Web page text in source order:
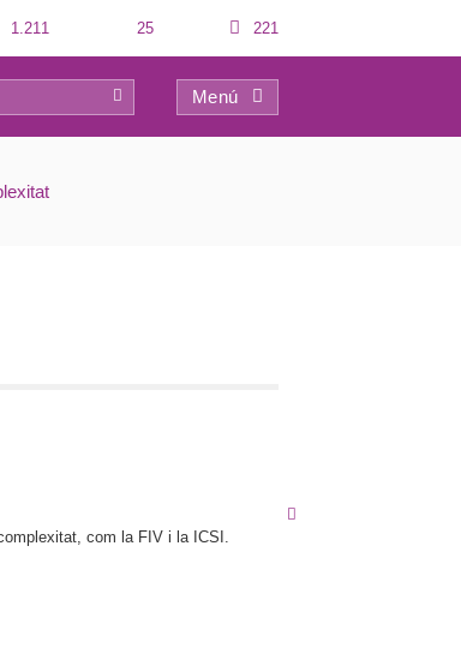
1.211 25 221
Menú
0
com la FIV i la ICSI.